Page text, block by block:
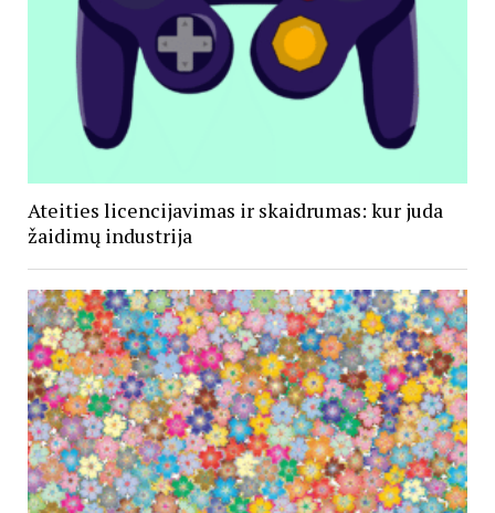
Ateities licencijavimas ir skaidrumas: kur juda
žaidimų industrija